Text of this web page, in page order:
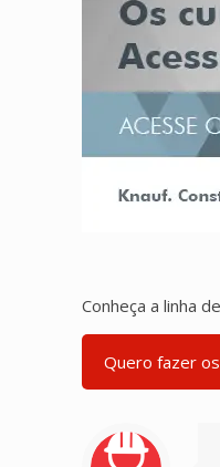
Conheça a linha
Quero fazer